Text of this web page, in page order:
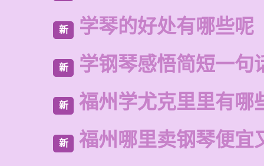
新 学琴的好处有哪些呢
新 学钢琴感悟简短一句
新 福州学尤克里里有哪
新 福州哪里卖钢琴便宜